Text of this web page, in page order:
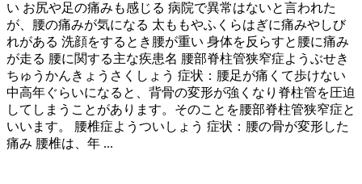
い お尻や足の痛みも感じる 病院で異常はないと言われた
が、腰の痛みが気になる 太ももやふくらはぎに痛みやしび
れがある 洗顔をするとき腰が重い 身体を反らすと腰に痛み
が走る 腰に関する主な疾患名 腰部脊柱管狭窄症ようぶせき
ちゅうかんきょうさくしょう 症状：腰足が痛くて歩けない
中高年ぐらいになると、背骨の変形が強くなり脊柱管を圧迫
してしまうことがあります。そのことを腰部脊柱管狭窄症と
いいます。 腰椎症ようついしょう 症状：腰の骨が変形した
痛み 腰椎は、年 ...